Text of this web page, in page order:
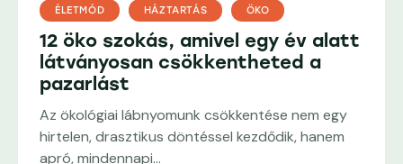
ÉLETMÓD HÁZTARTÁS ÖKO
12 öko szokás, amivel egy év alatt
látványosan csökkentheted a
pazarlást
Az ökológiai lábnyomunk csökkentése nem egy
hirtelen, drasztikus döntéssel kezdődik, hanem
apró, mindennapi…